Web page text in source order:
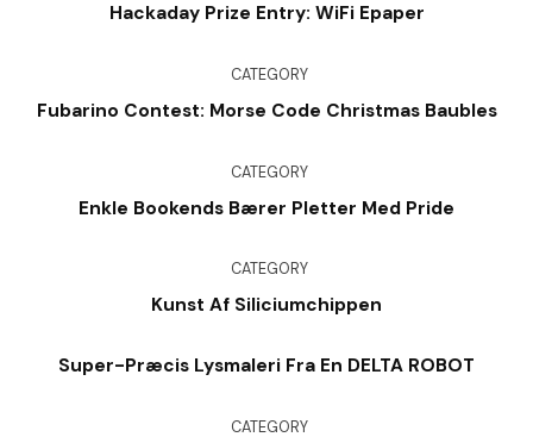
Hackaday Prize Entry: WiFi Epaper
CATEGORY
Fubarino Contest: Morse Code Christmas Baubles
CATEGORY
Enkle Bookends Bærer Pletter Med Pride
CATEGORY
Kunst Af Siliciumchippen
Super-Præcis Lysmaleri Fra En DELTA ROBOT
CATEGORY